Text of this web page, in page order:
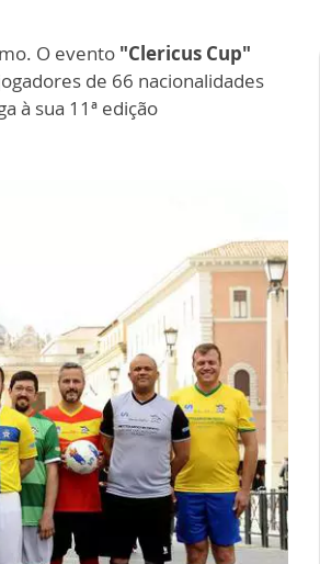
O evento "Clericus Cup"
de 66 nacionalidades
à sua 11ª edição